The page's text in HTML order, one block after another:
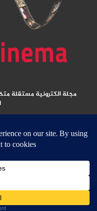
مجلة الكترونية مستقلة
جميع الحقوق محفوظة ولا يسمح
الموقع إلا بعد الحصول